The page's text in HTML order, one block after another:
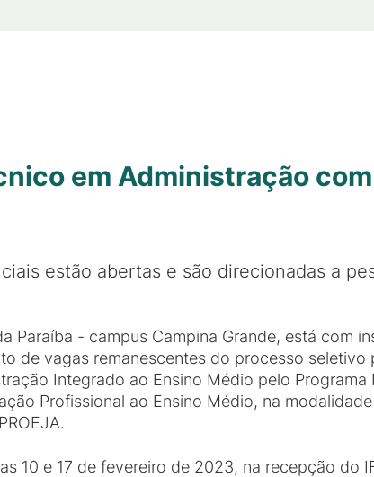
em Administração
estão abertas e são direcionadas a
Paraíba - campus Campina Grande, está com
de vagas remanescentes do processo seletivo
Integrado ao Ensino Médio pelo Programa
Profissional ao Ensino Médio, na
10 e 17 de fevereiro de 2023, na recepção do